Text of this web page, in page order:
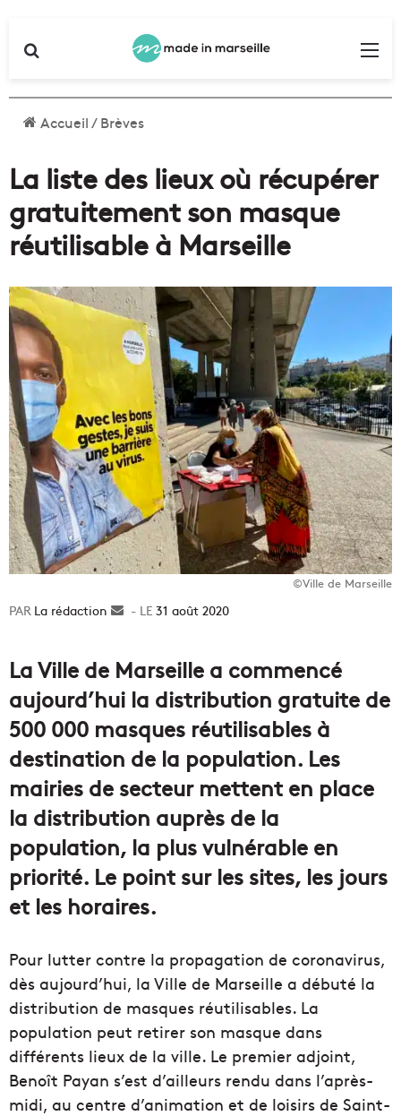
Accueil/Brèves
La liste des lieux où récupérer
gratuitement son masque
réutilisable à Marseille
©Ville de Marseille
La rédaction
Envoyer31 août 2020
La Ville de Marseille a commencé
aujourd’hui la distribution gratuite de
500 000 masques réutilisables à
destination de la population. Les
mairies de secteur mettent en place
la distribution auprès de la
population, la plus vulnérable en
priorité. Le point sur les sites, les jours
et les horaires.
Pour lutter contre la propagation de coronavirus,
dès aujourd’hui, la Ville de Marseille a débuté la
distribution de masques réutilisables. La
population peut retirer son masque dans
différents lieux de la ville. Le premier adjoint,
Benoît Payan s’est d’ailleurs rendu dans l’après-
midi, au centre d’animation et de loisirs de Saint-